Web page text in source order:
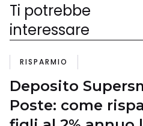
Ti potrebbe
interessare
RISPARMIO
Deposito
Poste: come